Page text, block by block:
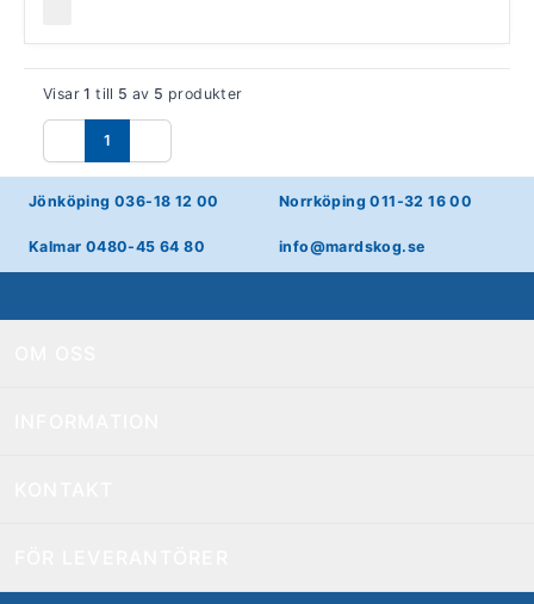
Visar1 till 5 av 5 produkter
Föregående
1
Nästa
Jönköping 036-18 12 00 Norrköping 011-32 16 00
Kalmar 0480-45 64 80 info@mardskog.se